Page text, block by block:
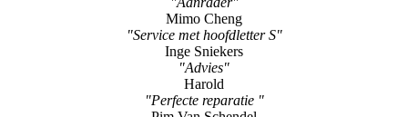
"Excellent"
"Super fijne en snelle service."
Maud Manders
"Aanrader"
Mimo Cheng
"Service met hoofdletter S"
Inge Sniekers